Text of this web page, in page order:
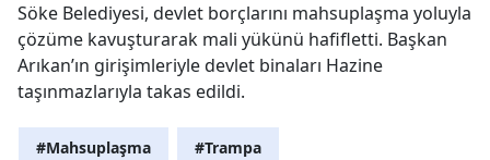
Söke Belediyesi, devlet borçlarını mahsuplaşma yoluyla
çözüme kavuşturarak mali yükünü hafifletti. Başkan
Arıkan’ın girişimleriyle devlet binaları Hazine
taşınmazlarıyla takas edildi.
#Mahsuplaşma #Trampa